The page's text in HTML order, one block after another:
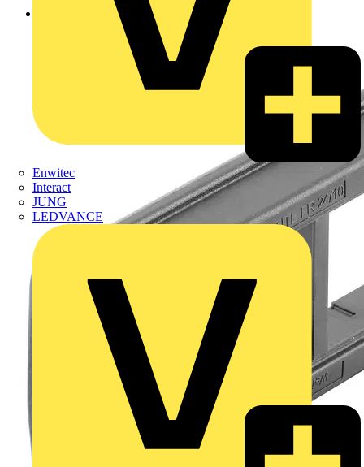
Enwitec
Interact
JUNG
LEDVANCE
Zurück zu Produkte